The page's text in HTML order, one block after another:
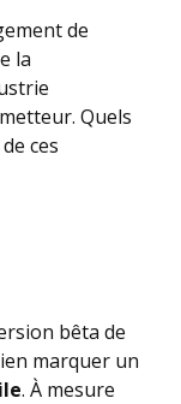
de
la
Quels
ces
bêta de
marquer un
. À mesure